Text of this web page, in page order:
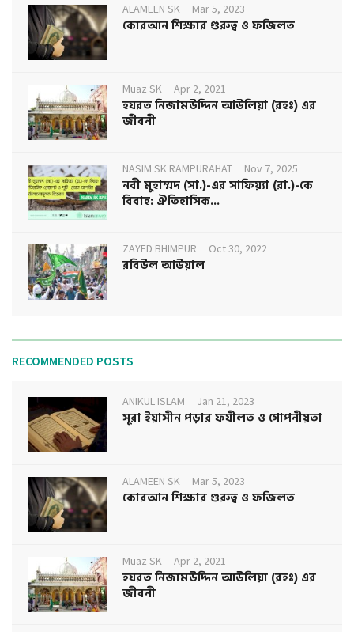
ALAMEEN SK Mar 5, 2023
কোরআন শিক্ষার গুরুত্ব ও ফজিলত
Muaz SK Apr 2, 2021
হযরত নিজামউদ্দিন আউলিয়া (রহঃ) এর
জীবনী
NASIM SK RAMPURAHAT Nov 7, 2025
নবী মুহাম্মদ (সা.)-এর সাফিয়্যা (রা.)-কে
বিবাহ: ঐতিহাসিক...
ZAYED BHIMPUR Oct 30, 2022
রবিউল আউয়াল
RECOMMENDED POSTS
ANIKUL ISLAM Jan 21, 2023
সূরা ইয়াসীন পড়ার ফযীলত ও গোপনীয়তা
ALAMEEN SK Mar 5, 2023
কোরআন শিক্ষার গুরুত্ব ও ফজিলত
Muaz SK Apr 2, 2021
হযরত নিজামউদ্দিন আউলিয়া (রহঃ) এর
জীবনী